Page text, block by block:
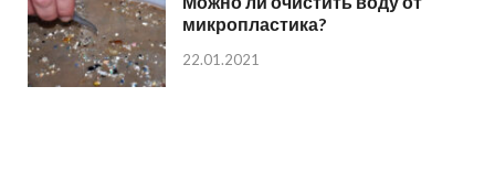
микропластика?
22.01.2021